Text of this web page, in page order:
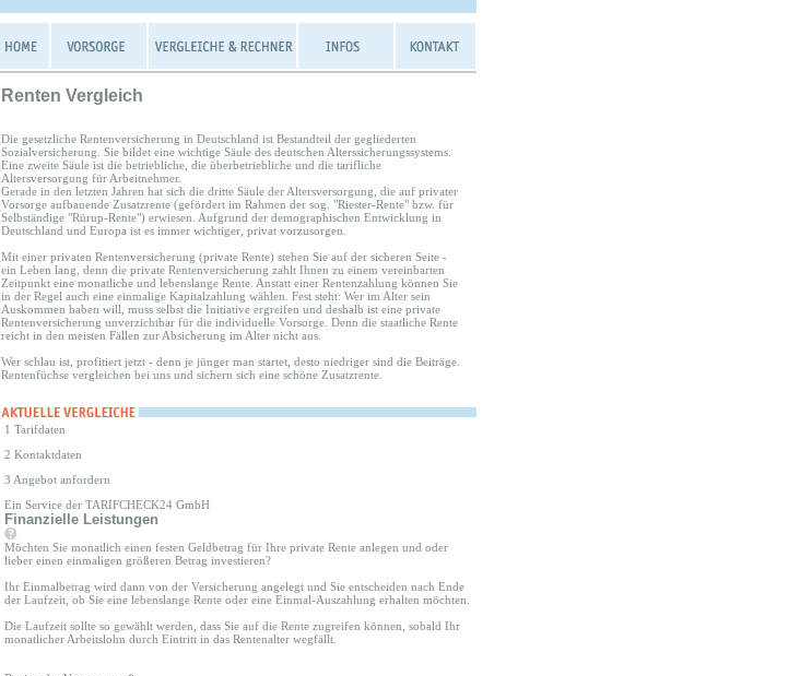
Renten Vergleich
Die gesetzliche Rentenversicherung in Deutschland ist Bestandteil der gegliederten
Sozialversicherung. Sie bildet eine wichtige Säule des deutschen Alterssicherungssystems.
Eine zweite Säule ist die betriebliche, die überbetriebliche und die tarifliche
Altersversorgung für Arbeitnehmer.
Gerade in den letzten Jahren hat sich die dritte Säule der Altersversorgung, die auf privater
Vorsorge aufbauende Zusatzrente (gefördert im Rahmen der sog. "Riester-Rente" bzw. für
Selbständige "Rürup-Rente") erwiesen. Aufgrund der demographischen Entwicklung in
Deutschland und Europa ist es immer wichtiger, privat vorzusorgen.
Mit einer privaten Rentenversicherung (private Rente) stehen Sie auf der sicheren Seite -
ein Leben lang, denn die private Rentenversicherung zahlt Ihnen zu einem vereinbarten
Zeitpunkt eine monatliche und lebenslange Rente. Anstatt einer Rentenzahlung können Sie
in der Regel auch eine einmalige Kapitalzahlung wählen. Fest steht: Wer im Alter sein
Auskommen haben will, muss selbst die Initiative ergreifen und deshalb ist eine private
Rentenversicherung unverzichtbar für die individuelle Vorsorge. Denn die staatliche Rente
reicht in den meisten Fällen zur Absicherung im Alter nicht aus.
Wer schlau ist, profitiert jetzt - denn je jünger man startet, desto niedriger sind die Beiträge.
Rentenfüchse vergleichen bei uns und sichern sich eine schöne Zusatzrente.
1 Tarifdaten
2 Kontaktdaten
3 Angebot anfordern
Ein Service der TARIFCHECK24 GmbH
Finanzielle Leistungen
Möchten Sie monatlich einen festen Geldbetrag für Ihre private Rente anlegen und oder
lieber einen einmaligen größeren Betrag investieren?
Ihr Einmalbetrag wird dann von der Versicherung angelegt und Sie entscheiden nach Ende
der Laufzeit, ob Sie eine lebenslange Rente oder eine Einmal-Auszahlung erhalten möchten.
Die Laufzeit sollte so gewählt werden, dass Sie auf die Rente zugreifen können, sobald Ihr
monatlicher Arbeitslohn durch Eintritt in das Rentenalter wegfällt.